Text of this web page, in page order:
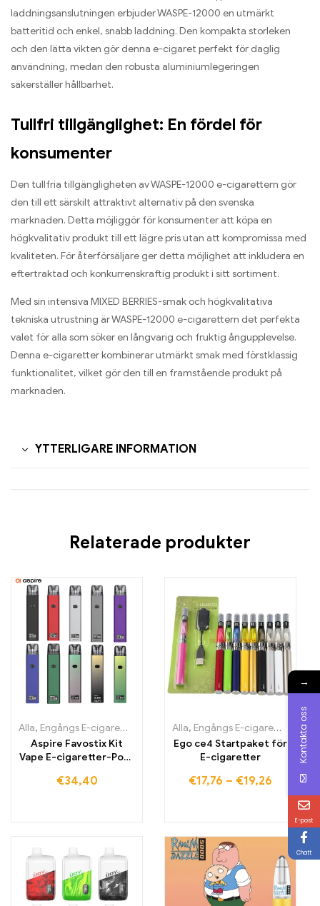
laddningsanslutningen erbjuder WASPE-12000 en utmärkt
batteritid och enkel, snabb laddning. Den kompakta storleken
och den lätta vikten gör denna e-cigaret perfekt för daglig
användning, medan den robusta aluminiumlegeringen
säkerställer hållbarhet.
Tullfri tillgänglighet: En fördel för
konsumenter
Den tullfria tillgängligheten av WASPE-12000 e-cigarettern gör
den till ett särskilt attraktivt alternativ på den svenska
marknaden. Detta möjliggör för konsumenter att köpa en
högkvalitativ produkt till ett lägre pris utan att kompromissa med
kvaliteten. För återförsäljare ger detta möjlighet att inkludera en
eftertraktad och konkurrenskraftig produkt i sitt sortiment.
Med sin intensiva MIXED BERRIES-smak och högkvalitativa
tekniska utrustning är WASPE-12000 e-cigarettern det perfekta
valet för alla som söker en långvarig och fruktig ångupplevelse.
Denna e-cigaretter kombinerar utmärkt smak med förstklassig
funktionalitet, vilket gör den till en framstående produkt på
marknaden.
YTTERLIGARE INFORMATION
Relaterade produkter
Alla, Engångs E-cigaretter Engångs-e-cigaretter Litauen,
Aspire Favostix Kit
Vape E-cigaretter-Pod-
€34,40
Alla, Engångs E-cigaretter
Ego ce4 Startpaket för
E-cigaretter
€17,76 – €19,26
→
Kontakta oss
E-post
Chatt